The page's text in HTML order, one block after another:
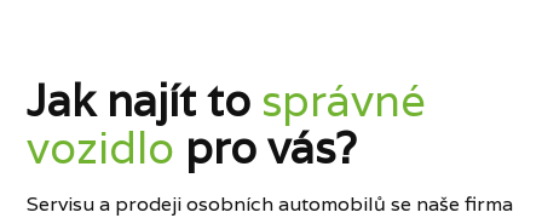
Jak najít to správné
vozidlo pro vás?
Servisu a prodeji osobních automobilů se naše firma